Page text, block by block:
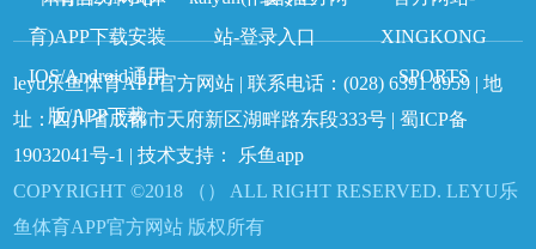
站-登录入口
XINGKONG
SPORTS
育)APP下载安装
IOS/Android通用
版/APP下载
leyu乐鱼体育APP官方网站 | 联系电话：(028) 6391 8959 | 地
址：四川省成都市天府新区湖畔路东段333号 |蜀ICP备
19032041号-1 | 技术支持：
乐鱼app
COPYRIGHT ©2018 （） ALL RIGHT RESERVED. LEYU乐
鱼体育APP官方网站 版权所有